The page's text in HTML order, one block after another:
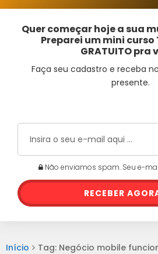
Quer começar hoje a sua
Preparei um mini curso
GRATUITO pra
Faça seu cadastro e receba
presente.
Não enviamos spam. Seu e-
RECEBER
Início Tag: Negócio mobile